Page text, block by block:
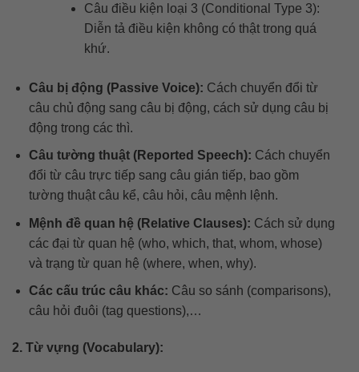
Câu điều kiện loại 3 (Conditional Type 3):
Diễn tả điều kiện không có thật trong quá
khứ.
Câu bị động (Passive Voice): Cách chuyển đổi từ
câu chủ động sang câu bị động, cách sử dụng câu bị
động trong các thì.
Câu tường thuật (Reported Speech): Cách chuyển
đổi từ câu trực tiếp sang câu gián tiếp, bao gồm
tường thuật câu kể, câu hỏi, câu mệnh lệnh.
Mệnh đề quan hệ (Relative Clauses): Cách sử dụng
các đại từ quan hệ (who, which, that, whom, whose)
và trạng từ quan hệ (where, when, why).
Các cấu trúc câu khác: Câu so sánh (comparisons),
câu hỏi đuôi (tag questions),…
2. Từ vựng (Vocabulary):